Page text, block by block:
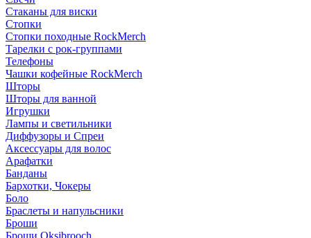
Стаканы для виски
Стопки
Стопки походные RockMerch
Тарелки с рок-группами
Телефоны
Чашки кофейные RockMerch
Шторы
Шторы для ванной
Игрушки
Лампы и светильники
Диффузоры и Спреи
Аксессуары для волос
Арафатки
Банданы
Бархотки, Чокеры
Боло
Браслеты и напульсники
Броши
Броши Oksibrooch